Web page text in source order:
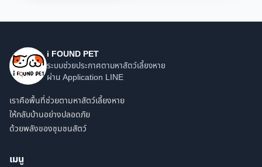
i FOUND PET
ระบบช่วยประกาศตามหาสัตว์เลี้ยงหาย
ผ่าน Application LINE
เราคือพื้นที่ช่วยตามหาสัตว์เลี้ยงหาย
ให้กลับบ้านอย่างปลอดภัย
ด้วยพลังของชุมชนสัตว์
เมนู